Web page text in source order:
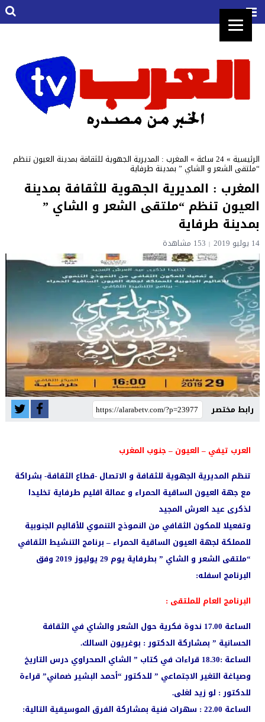
الرئيسية »24 ساعة »المغرب : المديرية الجهوية للثقافة بمدينة العيون تنظم
“ملتقى الشعر و الشاي ” بمدينة طرفاية
المغرب : المديرية الجهوية للثقافة بمدينة
العيون تنظم “ملتقى الشعر و الشاي ”
بمدينة طرفاية
14 يوليو 2019 153 مشاهدة
رابط مختصر
العرب تيفي – العيون – جنوب المغرب
تنظم المديرية الجهوية للثقافة و الاتصال -قطاع الثقافة- بشراكة
مع جهة العيون الساقية الحمراء و عمالة اقليم طرفاية تخليدا
لذكرى عيد العرش المجيد
وتفعيلا للمكون الثقافي من النموذج التنموي للأقاليم الجنوبية
للمملكة لجهة العيون الساقية الحمراء – برنامج التنشيط الثقافي
“ملتقى الشعر و الشاي ” بطرفاية يوم 29 يوليوز 2019 وفق
البرنامج اسفله:
البرنامج العام للملتقى :
الساعة 17.00 ندوة فكرية حول الشعر والشاي في الثقافة
الحسانية ” بمشاركة الدكتور : بوغريون السالك.
الساعة :18.30 قراءات في كتاب ” الشاي الصحراوي درس التاريخ
وصياغة التغير الاجتماعي ” للدكتور “أحمد البشير ضماني” قراءة
للدكتور : لو زيد لغلى.
الساعة 22.00 : سهرات فنية بمشاركة الفرق الموسيقية التالية: